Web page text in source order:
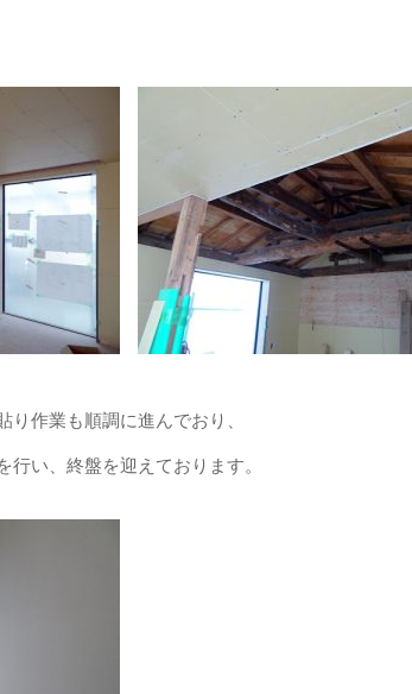
作業も順調に進んでおり、
い、終盤を迎えております。